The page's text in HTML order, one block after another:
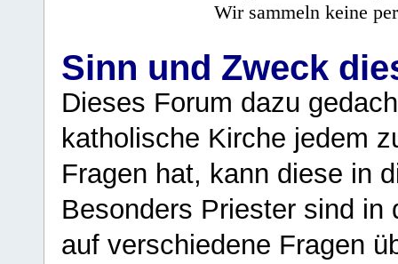
Wir sammeln keine
Sinn und Zweck
Dieses Forum dazu
katholische Kirche jedem
Fragen hat, kann diese in
Besonders Priester sind in
auf verschiedene Fragen